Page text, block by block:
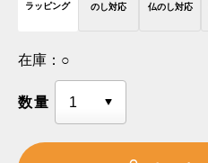
ラッピング のし対応 仏のし対応
在庫： ○
数量